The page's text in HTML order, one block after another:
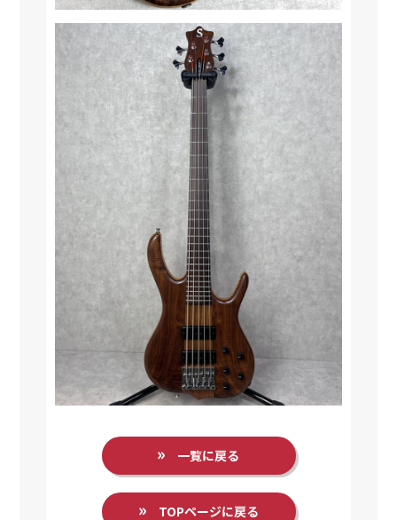
一覧に戻る
TOPページに戻る